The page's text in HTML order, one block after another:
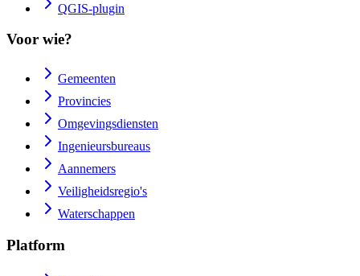
QGIS-plugin
Voor wie?
Gemeenten
Provincies
Omgevingsdiensten
Ingenieursbureaus
Aannemers
Veiligheidsregio's
Waterschappen
Platform